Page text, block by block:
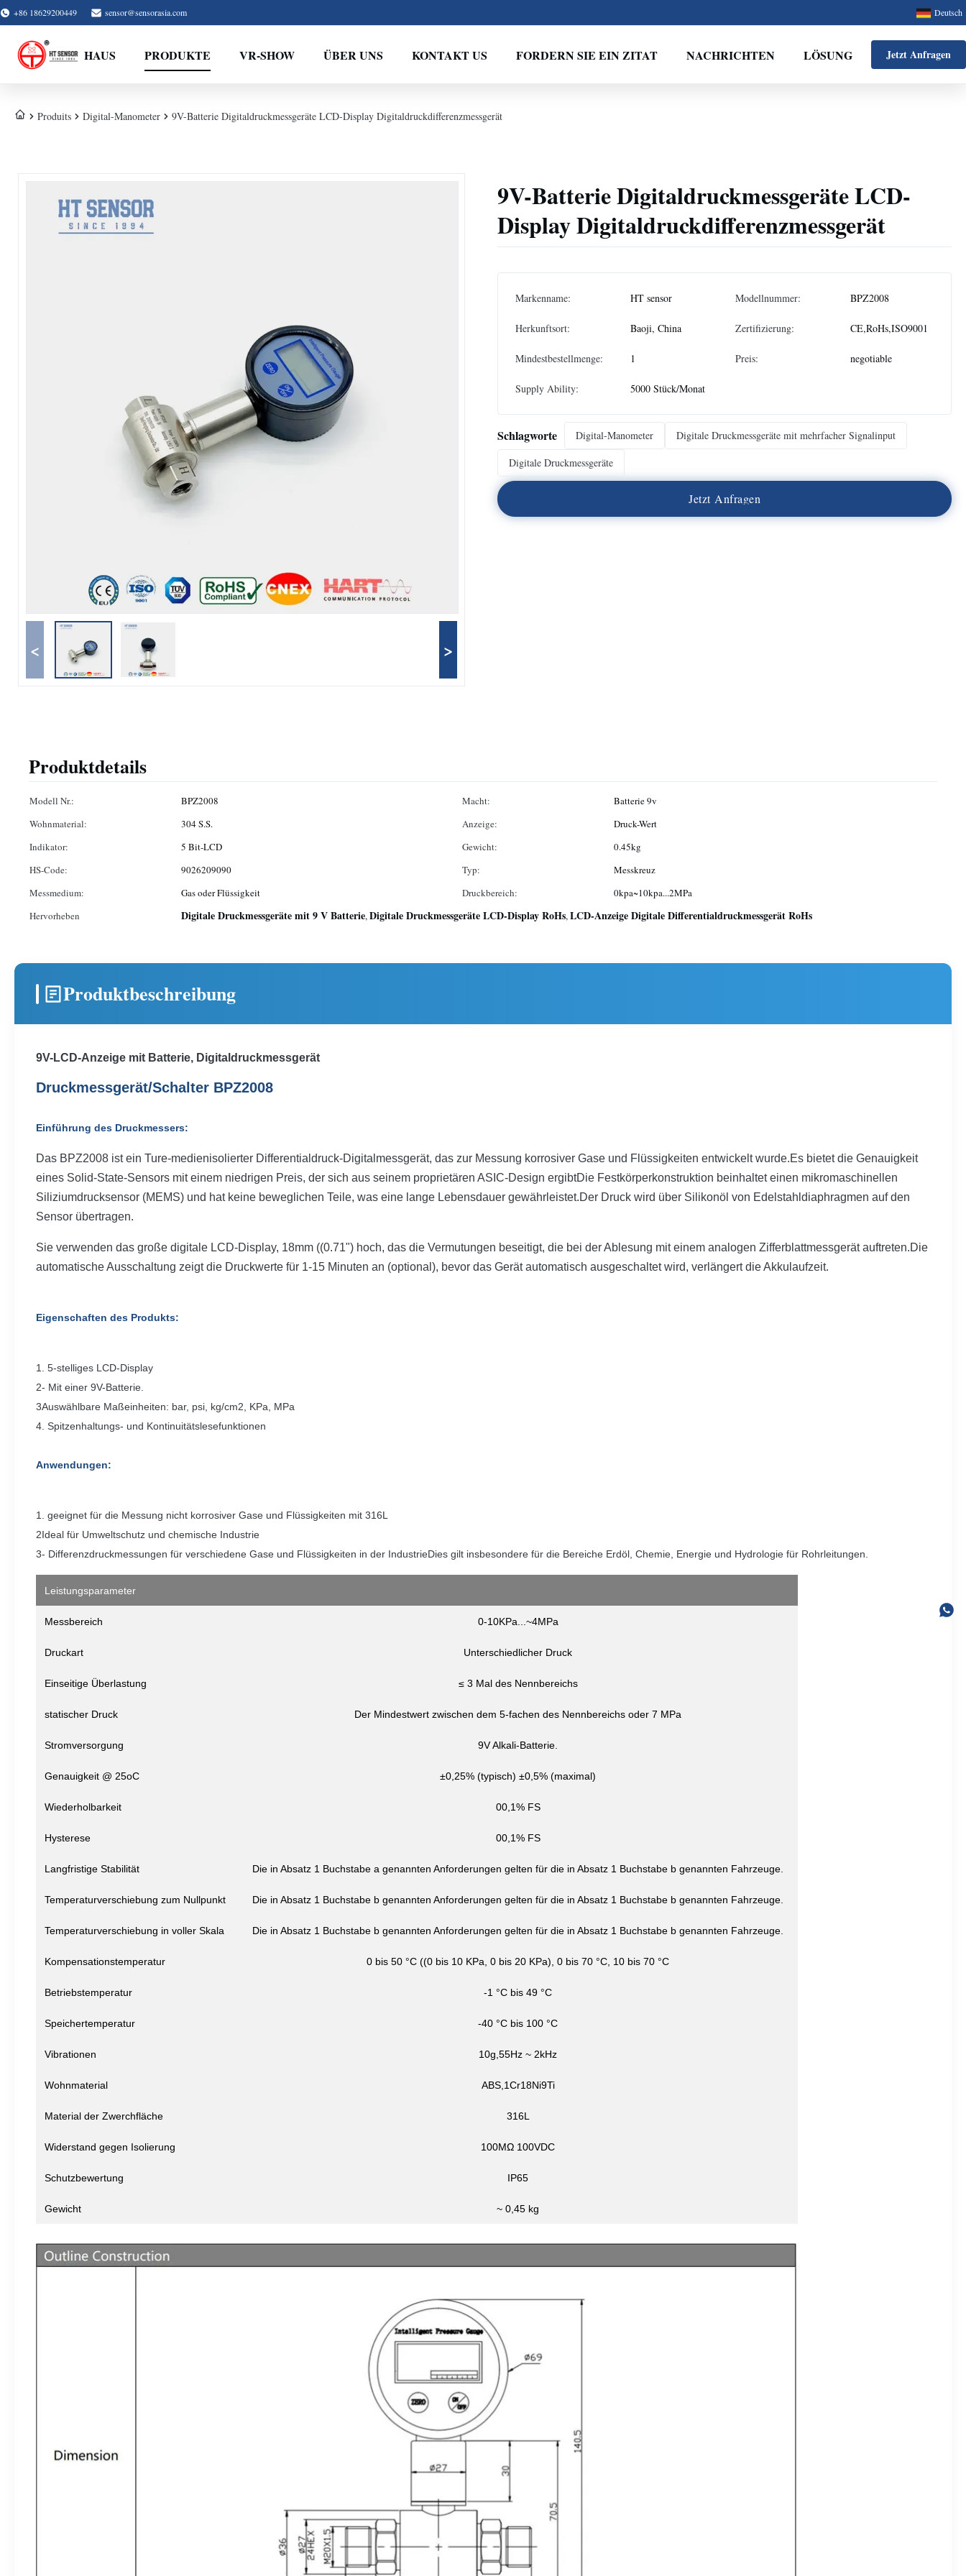
+86 18629200449 sensor@sensorasia.com Deutsch
HAUS PRODUKTE VR-SHOW ÜBER UNS KONTAKT US FORDERN SIE EIN ZITAT NACHRICHTEN LÖSUNG Jetzt Anfragen
Produits Digital-Manometer 9V-Batterie Digitaldruckmessgeräte LCD-Display Digitaldruckdifferenzmessgerät
< >
9V-Batterie Digitaldruckmessgeräte LCD-
Display Digitaldruckdifferenzmessgerät
Markenname: HT sensor Modellnummer: BPZ2008
Herkunftsort: Baoji, China Zertifizierung: CE,RoHs,ISO9001
Mindestbestellmenge: 1 Preis: negotiable
Supply Ability: 5000 Stück/Monat
Schlagworte Digital-Manometer
Digitale Druckmessgeräte mit mehrfacher Signalinput
Digitale Druckmessgeräte
Jetzt Anfragen
Produktdetails
Modell Nr.: BPZ2008 Macht:
Batterie 9v
Wohnmaterial:
304 S.S. Anzeige:
Druck-Wert
Indikator:
5 Bit-LCD Gewicht:
0.45kg
HS-Code:
9026209090 Typ:
Messkreuz
Messmedium:
Gas oder Flüssigkeit Druckbereich:
0kpa~10kpa...2MPa
Hervorheben
Digitale Druckmessgeräte mit 9 V Batterie,Digitale Druckmessgeräte LCD-Display RoHs,LCD-Anzeige Digitale Differentialdruckmessgerät RoHs
Produktbeschreibung
9V-LCD-Anzeige mit Batterie, Digitaldruckmessgerät
Druckmessgerät/Schalter BPZ2008
Einführung des Druckmessers:
Das BPZ2008 ist ein Ture-medienisolierter Differentialdruck-Digitalmessgerät, das zur Messung korrosiver Gase und Flüssigkeiten entwickelt wurde.Es bietet die Genauigkeit
eines Solid-State-Sensors mit einem niedrigen Preis, der sich aus seinem proprietären ASIC-Design ergibtDie Festkörperkonstruktion beinhaltet einen mikromaschinellen
Siliziumdrucksensor (MEMS) und hat keine beweglichen Teile, was eine lange Lebensdauer gewährleistet.Der Druck wird über Silikonöl von Edelstahldiaphragmen auf den
Sensor übertragen.
Sie verwenden das große digitale LCD-Display, 18mm ((0.71") hoch, das die Vermutungen beseitigt, die bei der Ablesung mit einem analogen Zifferblattmessgerät auftreten.Die
automatische Ausschaltung zeigt die Druckwerte für 1-15 Minuten an (optional), bevor das Gerät automatisch ausgeschaltet wird, verlängert die Akkulaufzeit.
Eigenschaften des Produkts:
1. 5-stelliges LCD-Display
2- Mit einer 9V-Batterie.
3Auswählbare Maßeinheiten: bar, psi, kg/cm2, KPa, MPa
4. Spitzenhaltungs- und Kontinuitätslesefunktionen
Anwendungen:
1. geeignet für die Messung nicht korrosiver Gase und Flüssigkeiten mit 316L
2Ideal für Umweltschutz und chemische Industrie
3- Differenzdruckmessungen für verschiedene Gase und Flüssigkeiten in der IndustrieDies gilt insbesondere für die Bereiche Erdöl, Chemie, Energie und Hydrologie für Rohrleitungen.
Leistungsparameter
Messbereich 0-10KPa...~4MPa
Druckart Unterschiedlicher Druck
Einseitige Überlastung ≤ 3 Mal des Nennbereichs
statischer Druck Der Mindestwert zwischen dem 5-fachen des Nennbereichs oder 7 MPa
Stromversorgung 9V Alkali-Batterie.
Genauigkeit @ 25oC ±0,25% (typisch) ±0,5% (maximal)
Wiederholbarkeit 00,1% FS
Hysterese 00,1% FS
Langfristige Stabilität Die in Absatz 1 Buchstabe a genannten Anforderungen gelten für die in Absatz 1 Buchstabe b genannten Fahrzeuge.
Temperaturverschiebung zum Nullpunkt Die in Absatz 1 Buchstabe b genannten Anforderungen gelten für die in Absatz 1 Buchstabe b genannten Fahrzeuge.
Temperaturverschiebung in voller Skala Die in Absatz 1 Buchstabe b genannten Anforderungen gelten für die in Absatz 1 Buchstabe b genannten Fahrzeuge.
Kompensationstemperatur 0 bis 50 °C ((0 bis 10 KPa, 0 bis 20 KPa), 0 bis 70 °C, 10 bis 70 °C
Betriebstemperatur -1 °C bis 49 °C
Speichertemperatur -40 °C bis 100 °C
Vibrationen 10g,55Hz ~ 2kHz
Wohnmaterial ABS,1Cr18Ni9Ti
Material der Zwerchfläche 316L
Widerstand gegen Isolierung 100MΩ 100VDC
Schutzbewertung IP65
Gewicht ~ 0,45 kg